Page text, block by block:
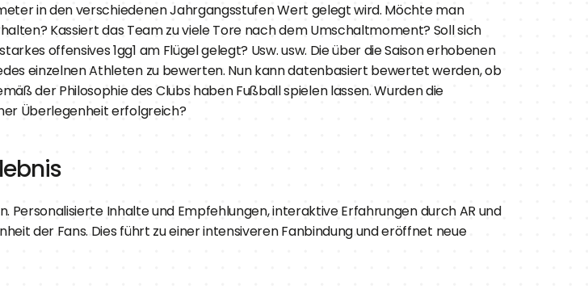
in den verschiedenen Jahrgangsstufen Wert gelegt wird. Möchte man
Kassiert das Team zu viele Tore nach dem Umschaltmoment? Soll sich
offensives 1gg1 am Flügel gelegt? Usw. usw. Die über die Saison erhobenen
einzelnen Athleten zu bewerten. Nun kann datenbasiert bewertet werden, ob
der Philosophie des Clubs haben Fußball spielen lassen. Wurden die
Überlegenheit erfolgreich?
Personalisierte Inhalte und Empfehlungen, interaktive Erfahrungen durch AR und
der Fans. Dies führt zu einer intensiveren Fanbindung und eröffnet neue